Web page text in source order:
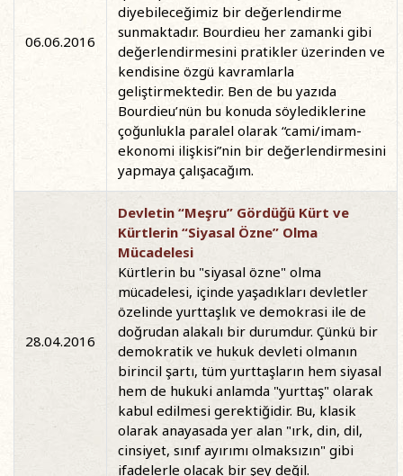
06.06.2016
diyebileceğimiz bir değerlendirme
sunmaktadır. Bourdieu her zamanki gibi
değerlendirmesini pratikler üzerinden ve
kendisine özgü kavramlarla
geliştirmektedir. Ben de bu yazıda
Bourdieu’nün bu konuda söylediklerine
çoğunlukla paralel olarak “cami/imam-
ekonomi ilişkisi”nin bir değerlendirmesini
yapmaya çalışacağım.
28.04.2016
Devletin “Meşru” Gördüğü Kürt ve
Kürtlerin “Siyasal Özne” Olma
Mücadelesi
Kürtlerin bu "siyasal özne" olma
mücadelesi, içinde yaşadıkları devletler
özelinde yurttaşlık ve demokrasi ile de
doğrudan alakalı bir durumdur. Çünkü bir
demokratik ve hukuk devleti olmanın
birincil şartı, tüm yurttaşların hem siyasal
hem de hukuki anlamda "yurttaş" olarak
kabul edilmesi gerektiğidir. Bu, klasik
olarak anayasada yer alan "ırk, din, dil,
cinsiyet, sınıf ayırımı olmaksızın" gibi
ifadelerle olacak bir şey değil.